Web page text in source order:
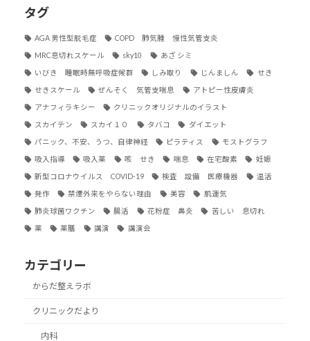
タグ
AGA 男性型脱毛症 COPD 肺気腫 慢性気管支炎
MRC息切れスケール sky10 あざ シミ
いびき 睡眠時無呼吸症候群 しみ取り じんましん せき
せきスケール ぜんそく 気管支喘息 アトピー性皮膚炎
アナフィラキシー クリニックオリジナルのイラスト
スカイテン スカイ１０ タバコ ダイエット
パニック、不安、うつ、自律神経 ピラティス モストグラフ
吸入指導 吸入薬 咳 せき 喘息 在宅酸素 妊娠
新型コロナウイルス COVID-19 検査 設備 医療機器 温活
発作 禁煙外来をやらない理由 美容 肌運気
肺炎球菌ワクチン 腸活 花粉症 鼻炎 苦しい 息切れ
薬 薬膳 講演 講演会
カテゴリー
からだ整えラボ
クリニックだより
内科